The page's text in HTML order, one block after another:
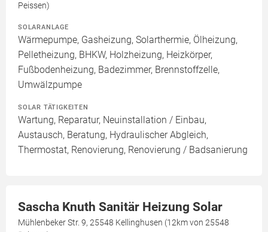
Peissen)
SOLARANLAGE
Wärmepumpe, Gasheizung, Solarthermie, Ölheizung,
Pelletheizung, BHKW, Holzheizung, Heizkörper,
Fußbodenheizung, Badezimmer, Brennstoffzelle,
Umwälzpumpe
SOLAR TÄTIGKEITEN
Wartung, Reparatur, Neuinstallation / Einbau,
Austausch, Beratung, Hydraulischer Abgleich,
Thermostat, Renovierung, Renovierung / Badsanierung
Sascha Knuth Sanitär Heizung Solar
Mühlenbeker Str. 9, 25548 Kellinghusen (12km von 25548